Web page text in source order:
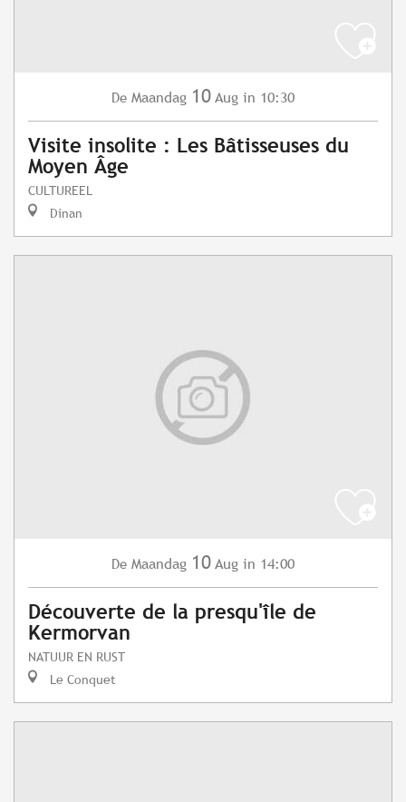
De Maandag 10 Aug in 10:30
Visite insolite : Les Bâtisseuses du
Moyen Âge
CULTUREEL
Dinan
De Maandag 10 Aug in 14:00
Découverte de la presqu'île de
Kermorvan
NATUUR EN RUST
Le Conquet